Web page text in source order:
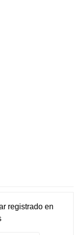
registradoen